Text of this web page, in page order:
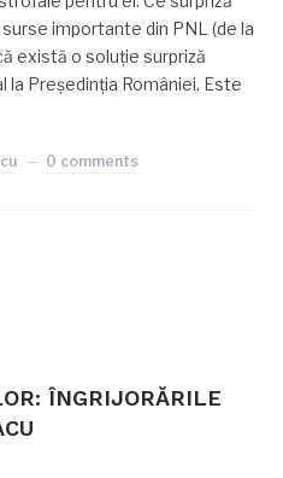
importante din PNL (de la
există o soluție surpriză
la Președinția României. Este
0 comments
ÎNGRIJORĂRILE